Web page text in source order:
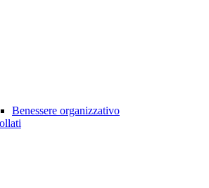
Benessere organizzativo